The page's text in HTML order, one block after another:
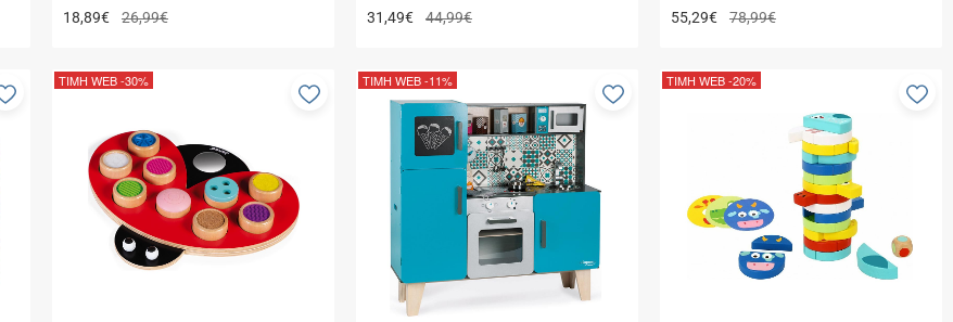
18,89€ 26,99€ 31,49€ 44,99€ 55,29€ 78,99€
Προσθήκη
αγαπημένα
ΤΙΜΗ WEB-30%
Προσθήκη
αγαπημένα
ΤΙΜΗ WEB-11%
Προσθήκη
ΤΙΜΗ WEB-20%